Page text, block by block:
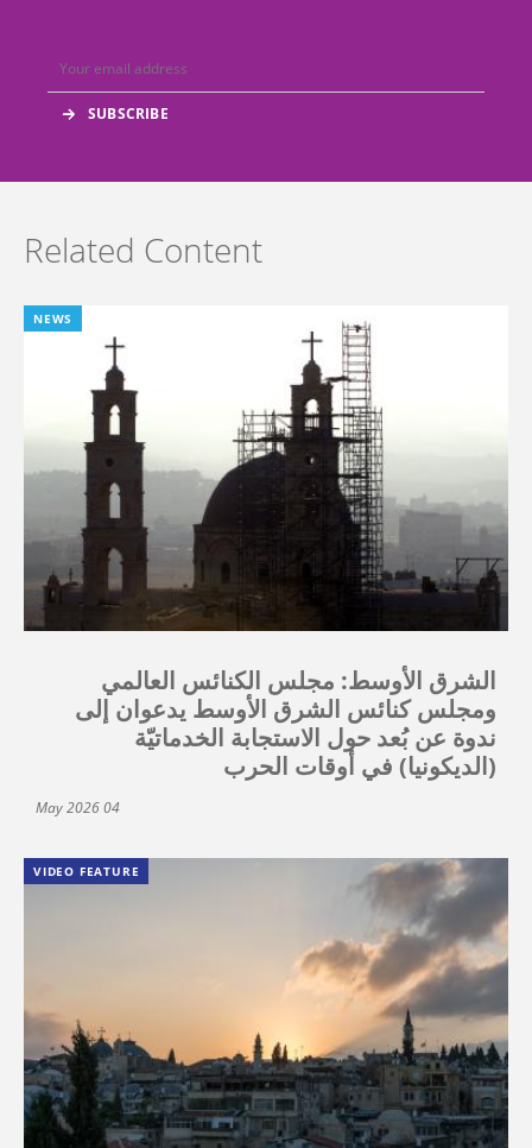
Related Content
NEWS
الشرق الأوسط: مجلس الكنائس العالمي
ومجلس كنائس الشرق الأوسط يدعوان إلى
ندوة عن بُعد حول الاستجابة الخدماتيّة
(الديكونيا) في أوقات الحرب
04 May 2026
VIDEO FEATURE